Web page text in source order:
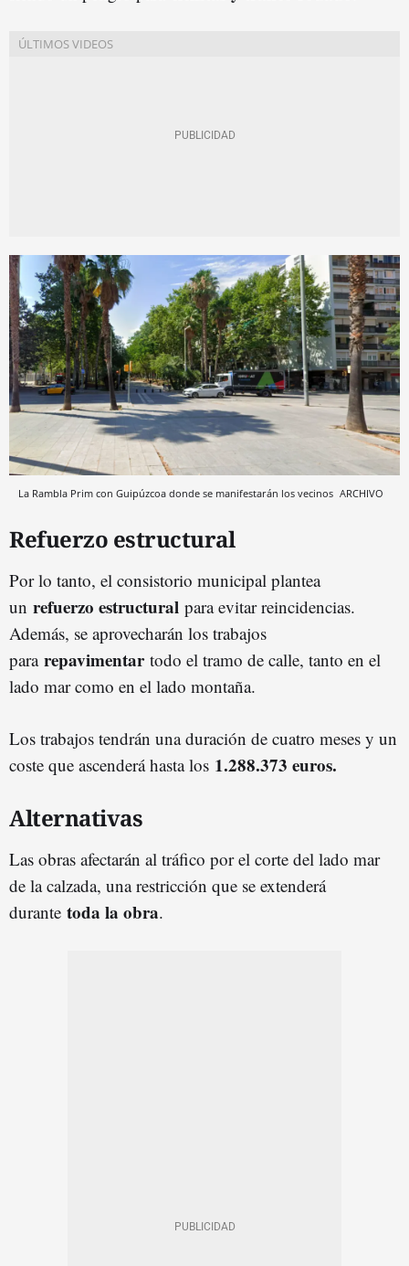
La Rambla Prim con Guipúzcoa donde se manifestarán los vecinos ARCHIVO
Refuerzo estructural
Por lo tanto, el consistorio municipal plantea
un refuerzo estructural para evitar reincidencias.
Además, se aprovecharán los trabajos
para repavimentartodo el tramo de calle, tanto en el
lado mar como en el lado montaña.
Los trabajos tendrán una duración de cuatro meses y un
coste que ascenderá hasta los 1.288.373 euros.
Alternativas
Las obras afectarán al tráfico por el corte del lado mar
de la calzada, una restricción que se extenderá
durante toda la obra.